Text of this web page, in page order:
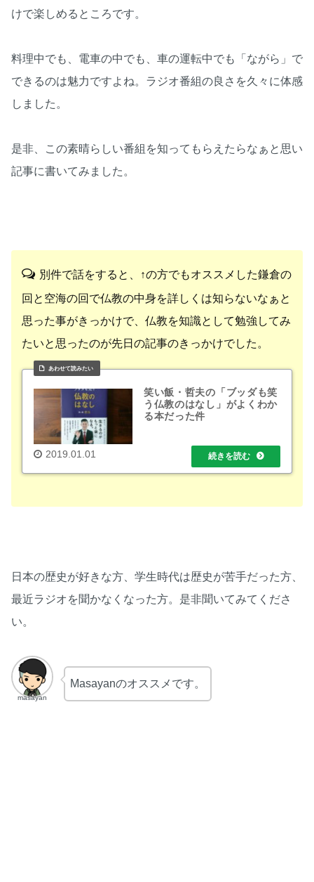
けで楽しめるところです。
料理中でも、電車の中でも、車の運転中でも「ながら」で
できるのは魅力ですよね。ラジオ番組の良さを久々に体感
しました。
是非、この素晴らしい番組を知ってもらえたらなぁと思い
記事に書いてみました。
別件で話をすると、↑の方でもオススメした鎌倉の
回と空海の回で仏教の中身を詳しくは知らないなぁと
思った事がきっかけで、仏教を知識として勉強してみ
たいと思ったのが先日の記事のきっかけでした。
笑い飯・哲夫の「ブッダも笑
う仏教のはなし」がよくわか
る本だった件
2019.01.01
日本の歴史が好きな方、学生時代は歴史が苦手だった方、
最近ラジオを聞かなくなった方。是非聞いてみてくださ
い。
masayan
Masayanのオススメです。